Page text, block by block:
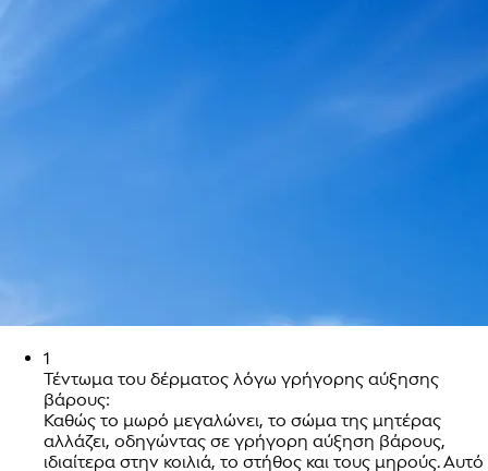
1
Τέντωμα του δέρματος λόγω γρήγορης αύξησης
βάρους:
Καθώς το μωρό μεγαλώνει, το σώμα της μητέρας
αλλάζει, οδηγώντας σε γρήγορη αύξηση βάρους,
ιδιαίτερα στην κοιλιά, το στήθος και τους μηρούς. Αυτό